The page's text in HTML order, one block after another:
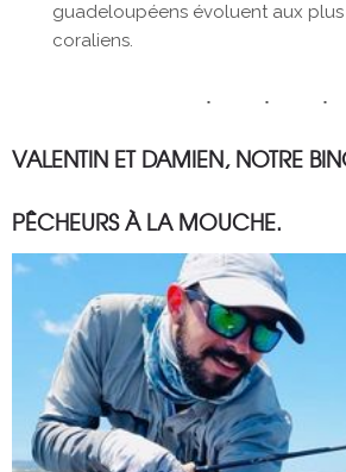
guadeloupéens évoluent aux
coraliens.
VALENTIN ET DAMIEN, NOTRE
PÊCHEURS À LA MOUCHE.